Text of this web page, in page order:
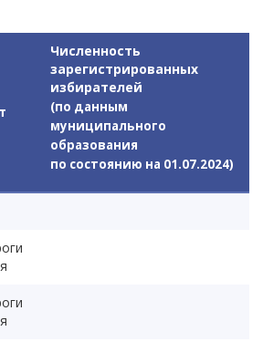
Численность
зарегистрированных
избирателей
(по данным
муниципального
образования
по состоянию на 01.07.2024)